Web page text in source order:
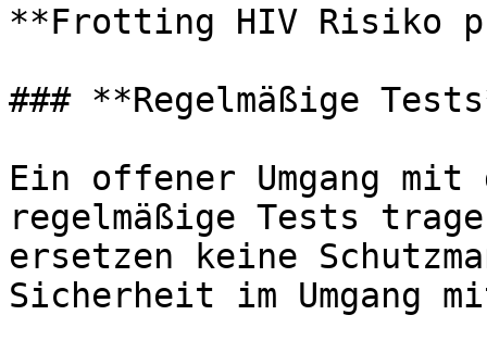
**Frotting HIV Risiko
### **Regelmäßige
Ein offener Umgang mit
regelmäßige Tests
ersetzen keine
Sicherheit im Umgang